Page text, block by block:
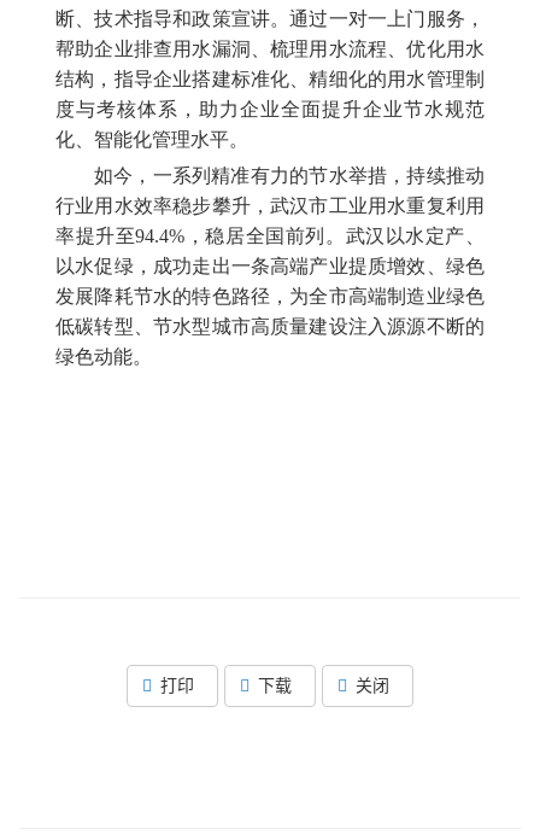
断、技术指导和政策宣讲。通过一对一上门服务，
帮助企业排查用水漏洞、梳理用水流程、优化用水
结构，指导企业搭建标准化、精细化的用水管理制
度与考核体系，助力企业全面提升企业节水规范
化、智能化管理水平。
如今，一系列精准有力的节水举措，持续推动
行业用水效率稳步攀升，武汉市工业用水重复利用
率提升至94.4%，稳居全国前列。武汉以水定产、
以水促绿，成功走出一条高端产业提质增效、绿色
发展降耗节水的特色路径，为全市高端制造业绿色
低碳转型、节水型城市高质量建设注入源源不断的
绿色动能。
打印 下载 关闭